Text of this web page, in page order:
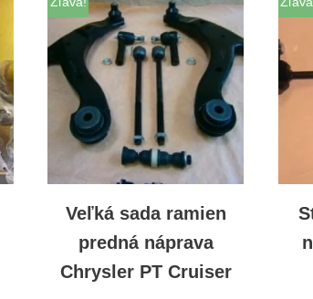
Veľká sada ramien
predná náprava
Chrysler PT Cruiser